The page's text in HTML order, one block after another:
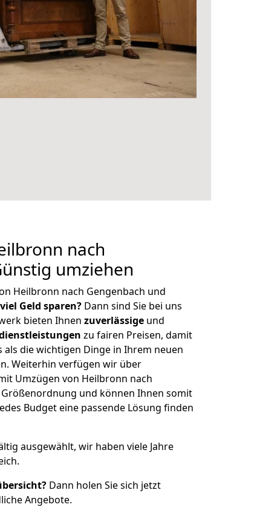
nach
umziehen
Heilbronn nach Gengenbach und
viel Geld sparen? Dann sind Sie bei uns
bieten Ihnen zuverlässige und
zu fairen Preisen, damit
als die wichtigen Dinge in Ihrem neuen
Weiterhin verfügen wir über
Umzügen von Heilbronn nach
und können Ihnen somit
Budget eine passende Lösung finden
ausgewählt, wir haben viele Jahre
Dann holen Sie sich jetzt
Angebote.